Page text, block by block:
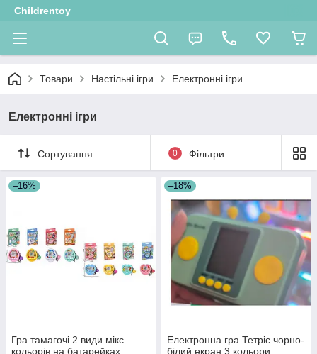
Childrentoy
Товари Настільні ігри Електронні ігри
Електронні ігри
Сортування 0 Фільтри
–16%
Гра тамагочі 2 види мікс
кольорів на батарейках
–18%
Електронна гра Тетріс чорно-
білий екран 3 кольори